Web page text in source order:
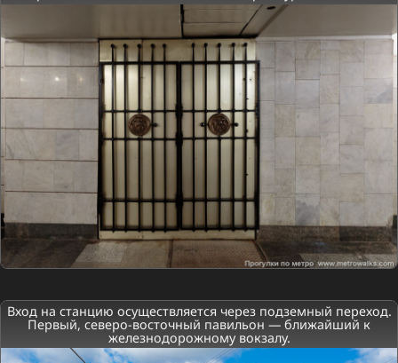
Вход на станцию осуществляется через подземный переход.
Первый, северо-восточный павильон — ближайший к
железнодорожному вокзалу.